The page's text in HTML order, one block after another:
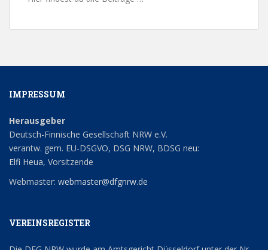
IMPRESSUM
Herausgeber
Deutsch-Finnische Gesellschaft NRW e.V.
verantw. gem. EU-DSGVO, DSG NRW, BDSG neu:
Elfi Heua, Vorsitzende
Webmaster: webmaster@dfgnrw.de
VEREINSREGISTER